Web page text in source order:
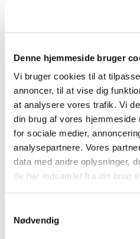
Denne hjemmeside bruger
Vi bruger cookies til at
annoncer, til at vise dig
at analysere vores trafik. Vi
din brug af vores hjemmeside
for sociale medier,
analysepartnere. Vores
data med andre oplysninger,
de har indsamlet fra din brug
Nødvendig
a) Formanden
c) Kirkeværge
d) Kontaktperson
e) Grøn kirke
f) Aktivitetsudvalg
g) Sognegårdsudvalg
h) Præster
4. Budget 2023
og godkendelse.
indstilles til godkendelse.
gennemgås. Conny
MR kan tage stilling.